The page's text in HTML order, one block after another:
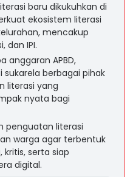
baru dikukuhkan di
ekosistem literasi
mencakup
dan IPI.
anggaran APBD,
berbagai pihak
literasi yang
nyata bagi
penguatan literasi
warga agar terbentuk
serta siap
digital.